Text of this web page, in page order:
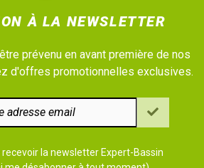
À LA NEWSLETTER
prévenu en avant première de nos
d'offres promotionnelles exclusives.
la newsletter Expert-Bassin